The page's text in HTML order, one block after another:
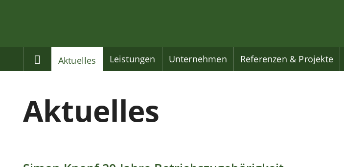
Home
Aktuelles Leistungen Unternehmen Referenzen & Projekte
Aktuelles